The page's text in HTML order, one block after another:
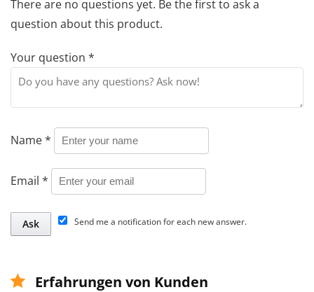
There are no questions yet. Be the first to ask a
question about this product.
Your question *
Name*
Email *
Send me a notification for each new answer.
Erfahrungen von Kunden